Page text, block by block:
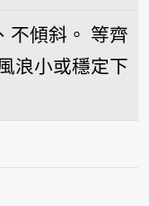
不傾斜。 等齊
浪小或穩定下